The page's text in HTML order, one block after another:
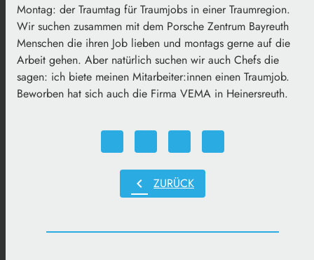
Montag: der Traumtag für Traumjobs in einer Traumregion.
Wir suchen zusammen mit dem Porsche Zentrum Bayreuth
Menschen die ihren Job lieben und montags gerne auf die
Arbeit gehen. Aber natürlich suchen wir auch Chefs die
sagen: ich biete meinen Mitarbeiter:innen einen Traumjob.
Beworben hat sich auch die Firma VEMA in Heinersreuth.
chevron_left ZURÜCK